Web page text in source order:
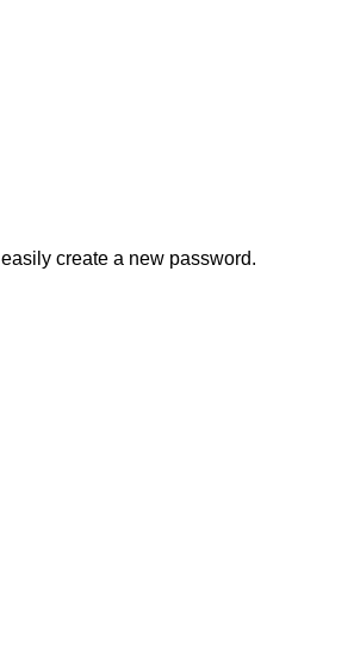
create a new password.